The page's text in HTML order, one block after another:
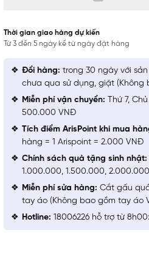
Thời gian giao hàng dự kiến
Từ 3 đến 5 ngày kể từ ngày đặt hàng
Đổi hàng: trong 30 ngày với
chưa qua sử dụng, giặt (Không
Miễn phí vận chuyển: Thứ 7,
500.000 VNĐ
Tích điểm ArisPoint khi mua
hàng = 1 Arispoint = 2.000 VNĐ
Chính sách quà tặng sinh nhật:
1.000.000, 1.500.000,
Miễn phí sửa hàng: Cắt gấu
tay áo (Không bao gồm tay áo
Hotline: 18006226 hỗ trợ từ